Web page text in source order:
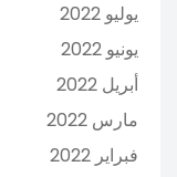
يوليو 2022
يونيو 2022
أبريل 2022
مارس 2022
فبراير 2022